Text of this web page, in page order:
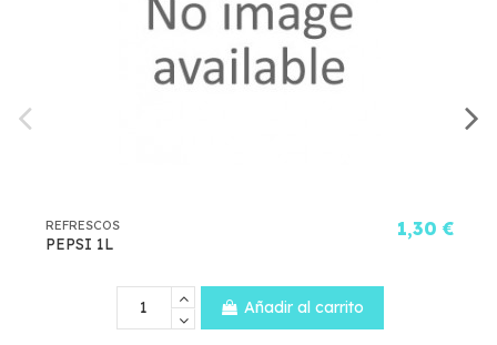
Añadir al carrito